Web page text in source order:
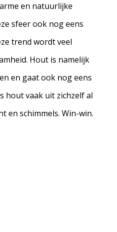
en natuurlijke
sfeer ook nog eens
trend wordt veel
Hout is namelijk
en gaat ook nog eens
hout vaak uit zichzelf al
en schimmels. Win-win.